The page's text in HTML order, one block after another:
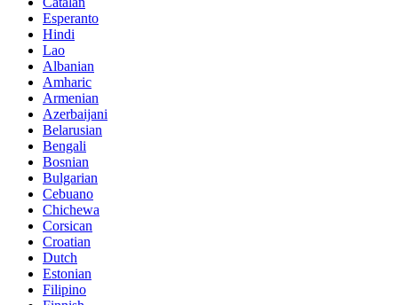
Esperanto
Hindi
Lao
Albanian
Amharic
Armenian
Azerbaijani
Belarusian
Bengali
Bosnian
Bulgarian
Cebuano
Chichewa
Corsican
Croatian
Dutch
Estonian
Filipino